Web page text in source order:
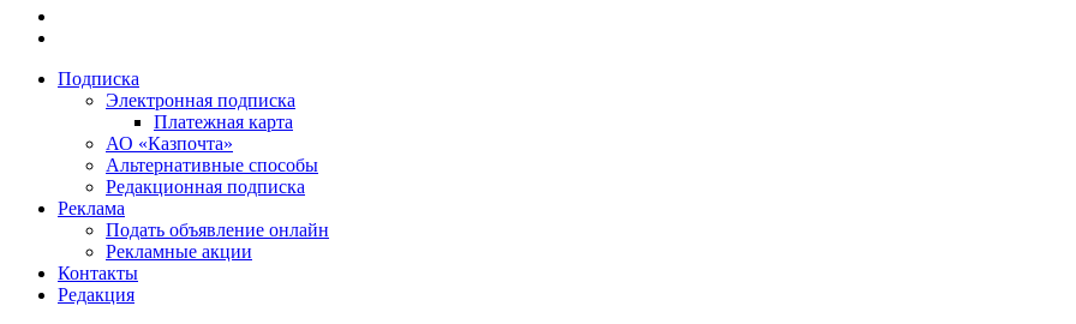
Подписка
Электронная подписка
Платежная карта
АО «Казпочта»
Альтернативные способы
Редакционная подписка
Реклама
Подать объявление онлайн
Рекламные акции
Контакты
Редакция